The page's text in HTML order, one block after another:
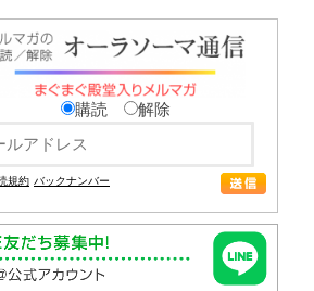
購読 解除
規約 バックナンバー